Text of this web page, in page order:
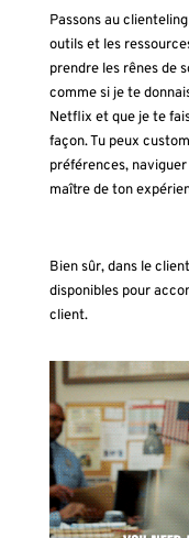
Passons au
outils et les
prendre les rênes de
comme si je te
Netflix et que je te
façon. Tu peux
préférences,
maître de ton
Bien sûr, dans le
disponibles pour
client.